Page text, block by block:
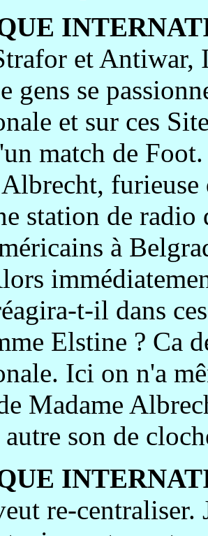
et Antiwar,
gens se
et sur ces
match de
station de
à
t-il dans
Elstine ? Ca
Ici on n'a
Madame
son de
re-centraliser.